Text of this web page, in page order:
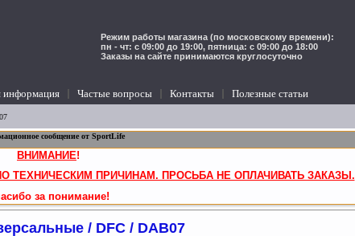
Режим работы магазина (по московскому времени):
пн - чт: с 09:00 до 19:00, пятница: с 09:00 до 18:00
Заказы на сайте принимаются круглосуточно
информация Частые вопросы Контакты Полезные статьи
сообщение от SportLife
ВНИМАНИЕ!
ТЕХНИЧЕСКИМ ПРИЧИНАМ. ПРОСЬБА НЕ ОПЛАЧИВАТЬ ЗАКАЗЫ.
за понимание!
/ DFC / DAB07